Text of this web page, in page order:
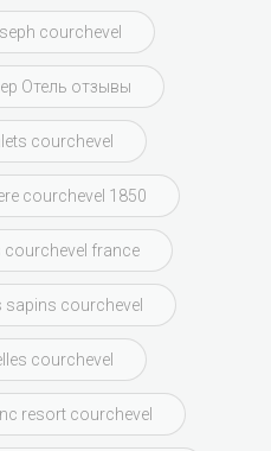
courchevel
Отель отзывы
courchevel
courchevel 1850
courchevel france
sapins courchevel
courchevel
resort courchevel